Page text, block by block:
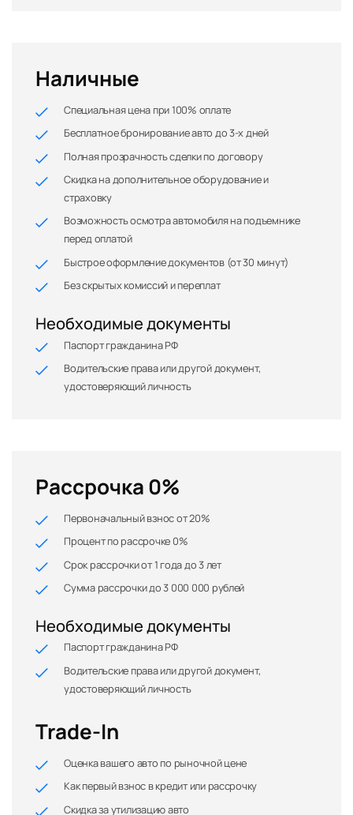
Наличные
Специальная цена при 100% оплате
Бесплатное бронирование авто до 3-х дней
Полная прозрачность сделки по договору
Скидка на дополнительное оборудование и
страховку
Возможность осмотра автомобиля на подъемнике
перед оплатой
Быстрое оформление документов (от 30 минут)
Без скрытых комиссий и переплат
Необходимые документы
Паспорт гражданина РФ
Водительские права или другой документ,
удостоверяющий личность
Рассрочка 0%
Первоначальный взнос от 20%
Процент по рассрочке 0%
Срок рассрочки от 1 года до 3 лет
Сумма рассрочки до 3 000 000 рублей
Необходимые документы
Паспорт гражданина РФ
Водительские права или другой документ,
удостоверяющий личность
Trade-In
Оценка вашего авто по рыночной цене
Как первый взнос в кредит или рассрочку
Скидка за утилизацию авто